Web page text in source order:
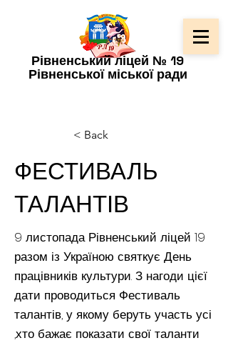
Рівненський ліцей № 19
Рівненської міської ради
< Back
ФЕСТИВАЛЬ
ТАЛАНТІВ
9 листопада Рівненський ліцей 19
разом із Україною святкує День
працівників культури. З нагоди цієї
дати проводиться Фестиваль
талантів, у якому беруть участь усі
,хто бажає показати свої таланти